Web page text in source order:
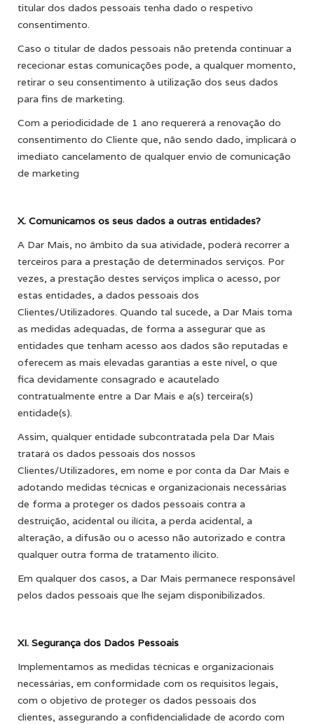
titular dos dados pessoais tenha dado o respetivo
consentimento.
Caso o titular de dados pessoais não pretenda continuar a
rececionar estas comunicações pode, a qualquer momento,
retirar o seu consentimento à utilização dos seus dados
para fins de marketing.
Com a periodicidade de 1 ano requererá a renovação do
consentimento do Cliente que, não sendo dado, implicará o
imediato cancelamento de qualquer envio de comunicação
de marketing
X. Comunicamos os seus dados a outras entidades?
A Dar Mais, no âmbito da sua atividade, poderá recorrer a
terceiros para a prestação de determinados serviços. Por
vezes, a prestação destes serviços implica o acesso, por
estas entidades, a dados pessoais dos
Clientes/Utilizadores. Quando tal sucede, a Dar Mais toma
as medidas adequadas, de forma a assegurar que as
entidades que tenham acesso aos dados são reputadas e
oferecem as mais elevadas garantias a este nível, o que
fica devidamente consagrado e acautelado
contratualmente entre a Dar Mais e a(s) terceira(s)
entidade(s).
Assim, qualquer entidade subcontratada pela Dar Mais
tratará os dados pessoais dos nossos
Clientes/Utilizadores, em nome e por conta da Dar Mais e
adotando medidas técnicas e organizacionais necessárias
de forma a proteger os dados pessoais contra a
destruição, acidental ou ilícita, a perda acidental, a
alteração, a difusão ou o acesso não autorizado e contra
qualquer outra forma de tratamento ilícito.
Em qualquer dos casos, a Dar Mais permanece responsável
pelos dados pessoais que lhe sejam disponibilizados.
XI. Segurança dos Dados Pessoais
Implementamos as medidas técnicas e organizacionais
necessárias, em conformidade com os requisitos legais,
com o objetivo de proteger os dados pessoais dos
clientes, assegurando a confidencialidade de acordo com